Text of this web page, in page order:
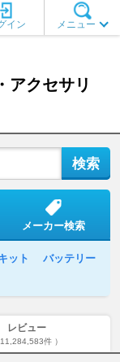
メニュー
イン
アクセサリ
メーカー検索
ット
バッテリー
レビュー
11,284,583件 ）